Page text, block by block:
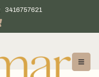
3416757621